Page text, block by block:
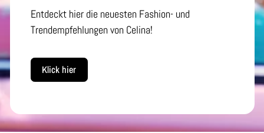
Entdeckt hier die neuesten Fashion- und
Trendempfehlungen von Celina!
Klick hier